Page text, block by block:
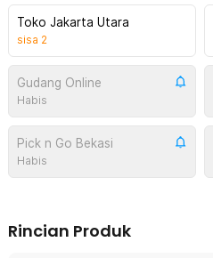
Toko Jakarta Utara
sisa 2
Gudang Online
Habis
Pick n Go Bekasi
Habis
Rincian Produk